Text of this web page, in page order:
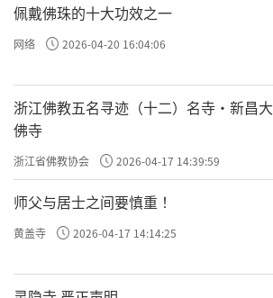
佩戴佛珠的十大功效之一
网络 2026-04-20 16:04:06
浙江佛教五名寻迹（十二）名寺·新昌大
佛寺
浙江省佛教协会 2026-04-17 14:39:59
师父与居士之间要慎重 ！
黄盖寺 2026-04-17 14:14:25